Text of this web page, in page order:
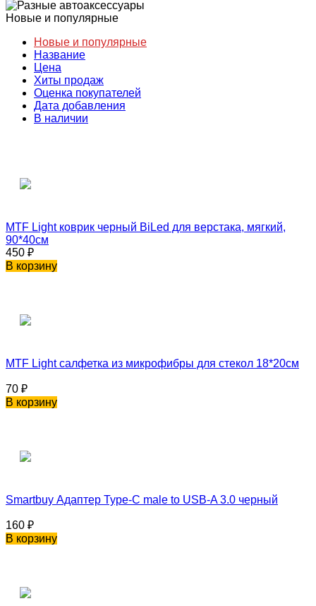
Новые и популярные
Новые и популярные
Название
Цена
Хиты продаж
Оценка покупателей
Дата добавления
В наличии
MTF Light коврик черный BiLed для верстака, мягкий,
90*40см
450 ₽
В корзину
MTF Light салфетка из микрофибры для стекол 18*20см
70 ₽
В корзину
Smartbuy Адаптер Type-C male to USB-A 3.0 черный
160 ₽
В корзину